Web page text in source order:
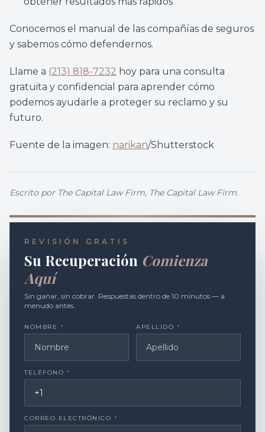
Conocemos el manual de las compañías de seguros
y sabemos cómo defendernos.
Llame a (213) 818-7232 hoy para una consulta
gratuita y confidencial para aprender cómo
podemos ayudarle a proteger su reclamo y su
futuro.
Fuente de la imagen: narikan/Shutterstock
Escrito por The Capital Law Firm, The Capital Law Firm.
REVISIÓN GRATIS
Su Recuperación Comienza
Aquí
Sin ganar, sin cobrar. Respuestas dentro de 10 minutos — a
menudo antes.
NOMBRE * APELLIDO *
TELÉFONO *
CORREO ELECTRÓNICO *